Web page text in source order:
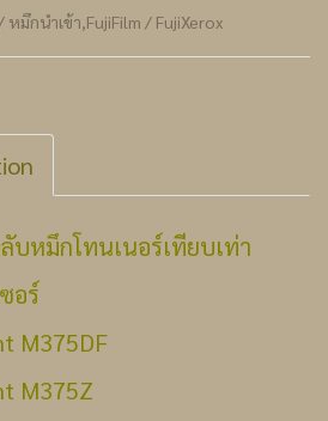
หมึกนำเข้า,FujiFilm / FujiXerox
บหมึกโทนเนอร์เทียบเท่า
อร์
M375DF
M375Z